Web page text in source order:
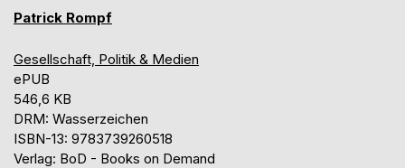
Patrick Rompf
Gesellschaft, Politik & Medien
ePUB
546,6 KB
DRM: Wasserzeichen
ISBN-13: 9783739260518
Verlag: BoD - Books on Demand